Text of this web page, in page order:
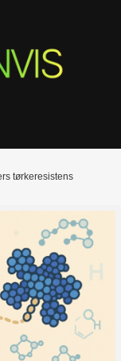
tørkeresistens